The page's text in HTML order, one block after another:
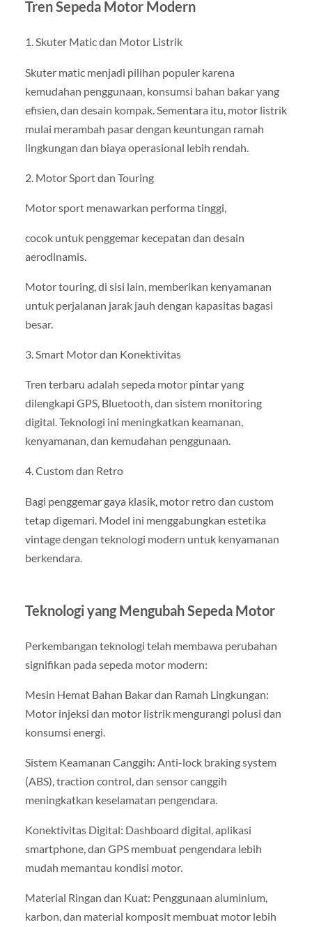
Tren Sepeda Motor Modern
1. Skuter Matic dan Motor Listrik
Skuter matic menjadi pilihan populer karena
kemudahan penggunaan, konsumsi bahan bakar yang
efisien, dan desain kompak. Sementara itu, motor listrik
mulai merambah pasar dengan keuntungan ramah
lingkungan dan biaya operasional lebih rendah.
2. Motor Sport dan Touring
Motor sport menawarkan performa tinggi,
cocok untuk penggemar kecepatan dan desain
aerodinamis.
Motor touring, di sisi lain, memberikan kenyamanan
untuk perjalanan jarak jauh dengan kapasitas bagasi
besar.
3. Smart Motor dan Konektivitas
Tren terbaru adalah sepeda motor pintar yang
dilengkapi GPS, Bluetooth, dan sistem monitoring
digital. Teknologi ini meningkatkan keamanan,
kenyamanan, dan kemudahan penggunaan.
4. Custom dan Retro
Bagi penggemar gaya klasik, motor retro dan custom
tetap digemari. Model ini menggabungkan estetika
vintage dengan teknologi modern untuk kenyamanan
berkendara.
Teknologi yang Mengubah Sepeda Motor
Perkembangan teknologi telah membawa perubahan
signifikan pada sepeda motor modern:
Mesin Hemat Bahan Bakar dan Ramah Lingkungan:
Motor injeksi dan motor listrik mengurangi polusi dan
konsumsi energi.
Sistem Keamanan Canggih: Anti-lock braking system
(ABS), traction control, dan sensor canggih
meningkatkan keselamatan pengendara.
Konektivitas Digital: Dashboard digital, aplikasi
smartphone, dan GPS membuat pengendara lebih
mudah memantau kondisi motor.
Material Ringan dan Kuat: Penggunaan aluminium,
karbon, dan material komposit membuat motor lebih